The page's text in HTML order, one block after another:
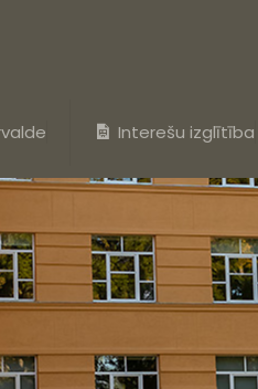
Interešu izglītība